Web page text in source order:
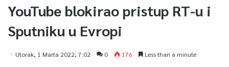
YouTube blokirao pristup RT-u i
Sputniku u Evropi
Utorak, 1 Marta 2022, 7:02 0 176 Less than a minute